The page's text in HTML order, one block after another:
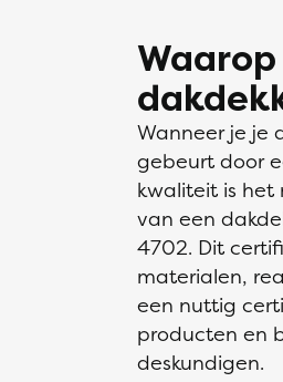
Wanneer je je
gebeurt door
kwaliteit is het
van een
4702. Dit
materialen,
een nuttig
producten en
deskundigen.